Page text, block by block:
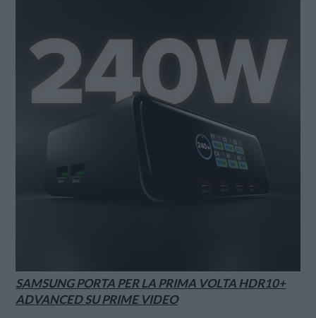
SAMSUNG PORTA PER LA PRIMA VOLTA HDR10+
ADVANCED SU PRIME VIDEO